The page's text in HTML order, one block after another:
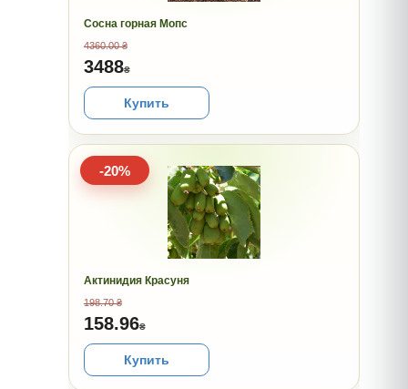
Сосна горная Мопс
4360.00 ₴
3488₴
Купить
-20%
Актинидия Красуня
198.70 ₴
158.96₴
Купить